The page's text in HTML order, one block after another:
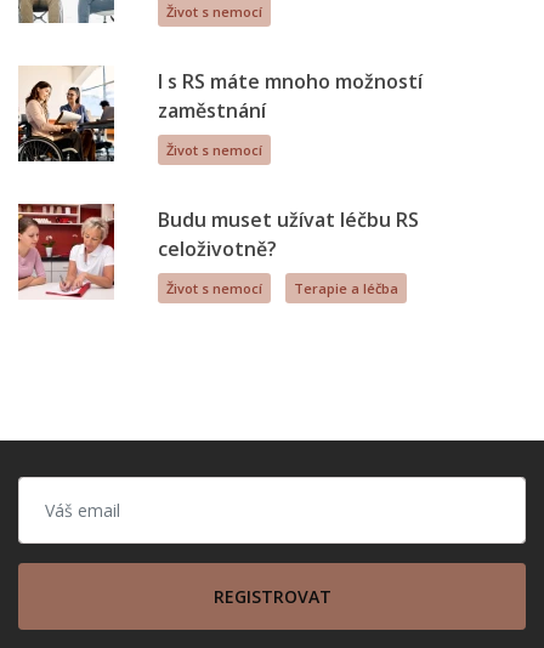
Život s nemocí
I s RS máte mnoho možností
zaměstnání
Život s nemocí
Budu muset užívat léčbu RS
celoživotně?
Život s nemocí Terapie a léčba
REGISTROVAT